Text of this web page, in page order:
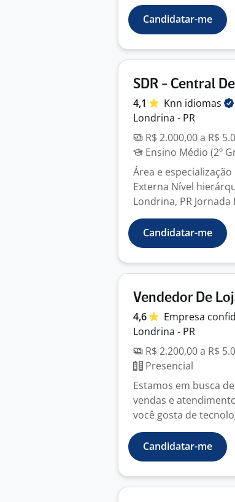
Candidatar-me
SDR - Central
4,1 Knn idiomas
Londrina - PR
R$ 2.000,00 a R$
Ensino Médio (2º
Área e
Externa Nível
Londrina, PR Jornada
Candidatar-me
Vendedor De
4,6 Empresa
Londrina - PR
R$ 2.200,00 a R$
Presencial
Estamos em busca
vendas e
você gosta de
Candidatar-me